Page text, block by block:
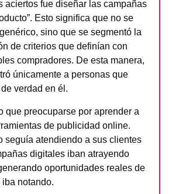
aciertos fue diseñar las campañas
Esto significa que no se
sino que se segmentó la
de criterios que definían con
compradores. De esta manera,
únicamente a personas que
verdad en él.
que preocuparse por aprender a
de publicidad online.
seguía atendiendo a sus clientes
digitales iban atrayendo
oportunidades reales de
notando.